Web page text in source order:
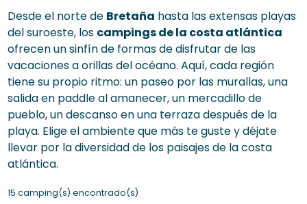
Desde el norte de Bretaña hasta las extensas playas
del suroeste, los campings de la costa atlántica
ofrecen un sinfín de formas de disfrutar de las
vacaciones a orillas del océano. Aquí, cada región
tiene su propio ritmo: un paseo por las murallas, una
salida en paddle al amanecer, un mercadillo de
pueblo, un descanso en una terraza después de la
playa. Elige el ambiente que más te guste y déjate
llevar por la diversidad de los paisajes de la costa
atlántica.
15 camping(s) encontrado(s)